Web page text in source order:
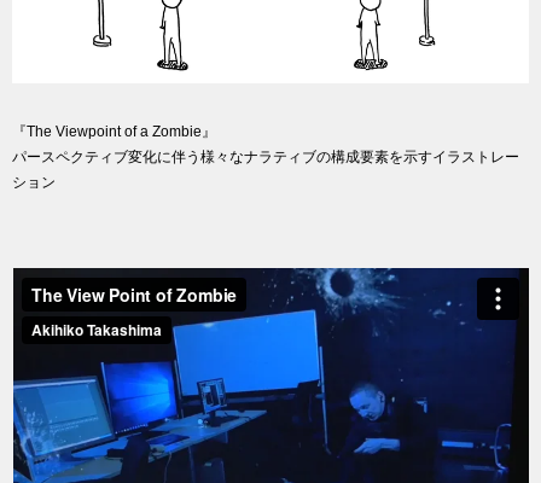
『The Viewpoint of a Zombie』
パースペクティブ変化に伴う様々なナラティブの構成要素を示すイラストレー
ション